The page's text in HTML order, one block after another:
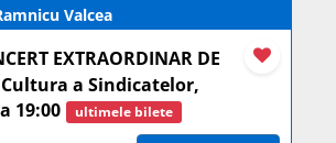
Valcea
EXTRAORDINAR DE
Cultura a Sindicatelor,
19:00
ultimele bilete